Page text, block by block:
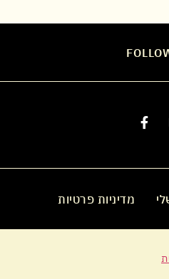
מדיניות פרטיות